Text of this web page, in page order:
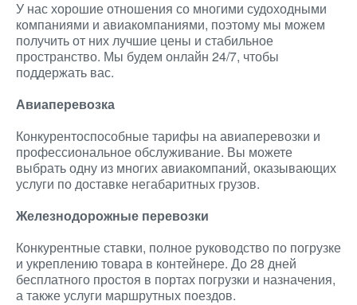
У нас хорошие отношения со многими судоходными
компаниями и авиакомпаниями, поэтому мы можем
получить от них лучшие цены и стабильное
пространство. Мы будем онлайн 24/7, чтобы
поддержать вас.
Авиаперевозка
Конкурентоспособные тарифы на авиаперевозки и
профессиональное обслуживание. Вы можете
выбрать одну из многих авиакомпаний, оказывающих
услуги по доставке негабаритных грузов.
Железнодорожные перевозки
Конкурентные ставки, полное руководство по погрузке
и укреплению товара в контейнере. До 28 дней
бесплатного простоя в портах погрузки и назначения,
а также услуги маршрутных поездов.